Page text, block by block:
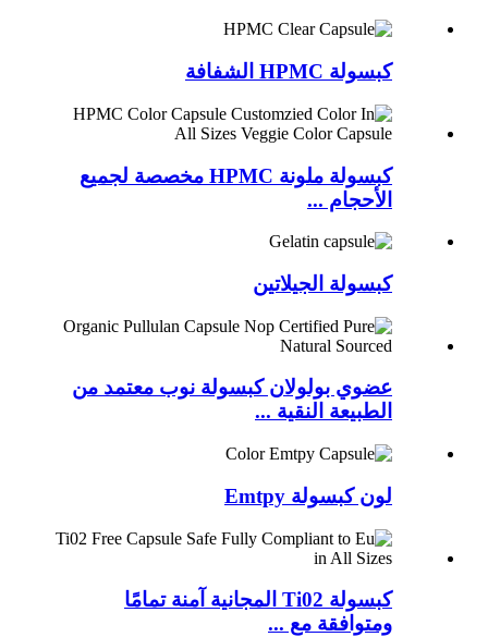
كبسولة HPMC الشفافة
كبسولة ملونة HPMC مخصصة لجميع
الأحجام ...
كبسولة الجيلاتين
عضوي بولولان كبسولة نوب معتمد من
الطبيعة النقية ...
لون كبسولة Emtpy
كبسولة Ti02 المجانية آمنة تمامًا
ومتوافقة مع ...